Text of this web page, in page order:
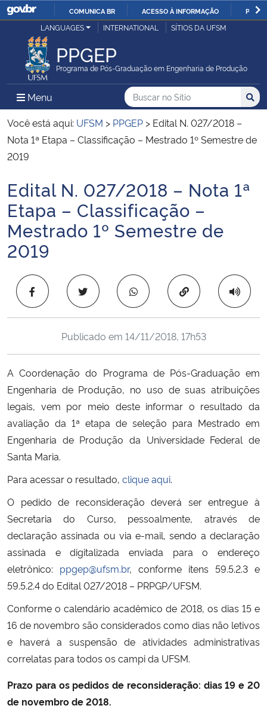
IR
COMUNICA BR ACESSO À INFORMAÇÃO
Ministério da Justiça e Segurança Pública
Ministério da Defesa
Ministério das Relações Exteriores
Ministério da Economia
Ministério da Infraestrutura
Ministério da Agricultura, Pecuária e Abastecimento
Ministério da Educação
Ministério da Cidadania
Ministério da Saúde
Ministério de Minas e Energia
Ministério da Ciência, Tecnologia, Inovações e Comunicações
Ministério do Meio Ambiente
Ministério do Turismo
Controladoria-Geral da União
Ministério da Mulher, da Família e dos Direitos Humanos
Gabinete de Segurança Institucional
Advocacia-Geral da União
Banco Central do Brasil
LANGUAGES INTERNATIONAL SÍTIOS DA UFSM
PPGEP
Programa de Pós-Graduação em Engenharia de Produção
Menu Menu Principal do Sítio
Busca
Buscar no no Sítio
Busca:
Você está aqui: UFSM > PPGEP > Edital N. 027/2018 –
Nota 1ª Etapa – Classificação – Mestrado 1º Semestre de
2019
Início do conteúdo
Edital N. 027/2018 – Nota 1ª
Etapa – Classificação –
Mestrado 1º Semestre de
2019
Copiar para área
Publicado em 14/11/2018, 17h53
A Coordenação do Programa de Pós-Graduação em
Engenharia de Produção, no uso de suas atribuições
legais, vem por meio deste informar o resultado da
avaliação da 1ª etapa de seleção para Mestrado em
Engenharia de Produção da Universidade Federal de
Santa Maria.
Para acessar o resultado, clique aqui.
O pedido de reconsideração deverá ser entregue à
Secretaria do Curso, pessoalmente, através de
declaração assinada ou via e-mail, sendo a declaração
assinada e digitalizada enviada para o endereço
eletrônico: ppgep@ufsm.br, conforme itens 59.5.2.3 e
59.5.2.4 do Edital 027/2018 – PRPGP/UFSM.
Conforme o calendário acadêmico de 2018, os dias 15 e
16 de novembro são considerados como dias não letivos
e haverá a suspensão de atividades administrativas
correlatas para todos os campi da UFSM.
Prazo para os pedidos de reconsideração: dias 19 e 20
de novembro de 2018.